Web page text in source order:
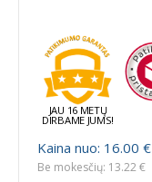
JAU 16 METŲ
DIRBAME JUMS!
Kaina nuo: 16.00 €
Be mokesčių: 13.22 €